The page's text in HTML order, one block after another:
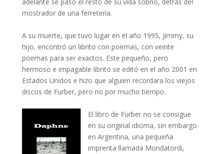
mostrador de una ferretería.
A su muerte, que tuvo lugar en el año 1995, Jimmy, su
hijo, encontró un librito con poemas, con veinte
poemas para ser exactos. Este pequeño, pero
hermoso e impagable librito se editó en el año 2001 en
Estados Unidos e hizo que alguien recordara los viejos
discos de Furber, pero no por mucho tiempo.
El libro de Furber no se consigue
en su original idioma, sin embargo
en Argentina, una pequeña
imprenta llamada Mondatordi,